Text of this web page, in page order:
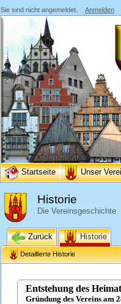
Sie sind nicht angemeldet. Anmelden
Startseite Unser
Historie
Die Vereinsgeschichte
Zurück Historie
Detaillierte Historie
Entstehung des
Gründung des Vereins am